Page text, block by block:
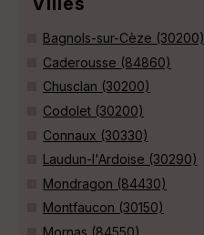
Bagnols-sur-Cèze (30200)
Caderousse (84860)
Chusclan (30200)
Codolet (30200)
Connaux (30330)
Laudun-l'Ardoise (30290)
Mondragon (84430)
Montfaucon (30150)
Mornas (84550)